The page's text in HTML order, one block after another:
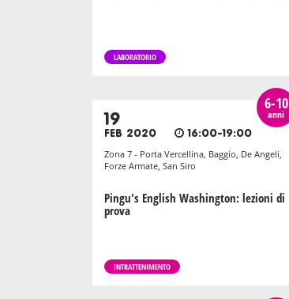
LABORATORIO
6-10
anni
19
FEB 2020 16:00-19:00
Zona 7 - Porta Vercellina, Baggio, De Angeli,
Forze Armate, San Siro
Pingu's English Washington: lezioni di
prova
INTRATTENIMENTO